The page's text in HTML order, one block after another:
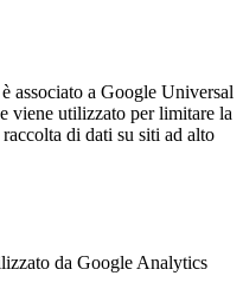
associato a Google Universal
viene utilizzato per limitare la
di dati su siti ad alto
da Google Analytics